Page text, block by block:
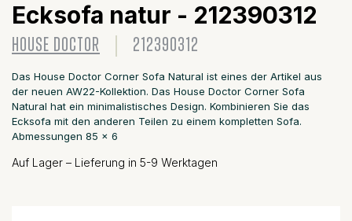
Ecksofa natur - 212390312
HOUSE DOCTOR 212390312
Das House Doctor Corner Sofa Natural ist eines der Artikel aus
der neuen AW22-Kollektion. Das House Doctor Corner Sofa
Natural hat ein minimalistisches Design. Kombinieren Sie das
Ecksofa mit den anderen Teilen zu einem kompletten Sofa.
Abmessungen 85 x 6
Auf Lager – Lieferung in 5-9 Werktagen